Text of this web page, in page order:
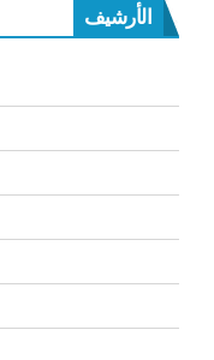
الأرشيف